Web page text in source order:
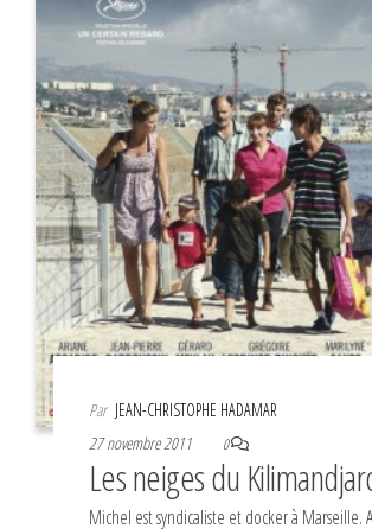
Par JEAN-CHRISTOPHE HADAMAR
27 novembre 2011
0
Les neiges du
Michel est syndicaliste et docker à Marseille.